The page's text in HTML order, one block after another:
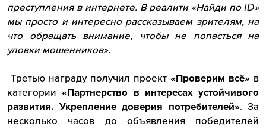
преступления в интернете. В реалити «Найди по ID»
мы просто и интересно рассказываем зрителям, на
что обращать внимание, чтобы не попасться на
уловки мошенников».
Третью награду получил проект «Проверим всё» в
категории«Партнерство в интересах устойчивого
развития. Укрепление доверия потребителей». За
несколько часов до объявления победителей